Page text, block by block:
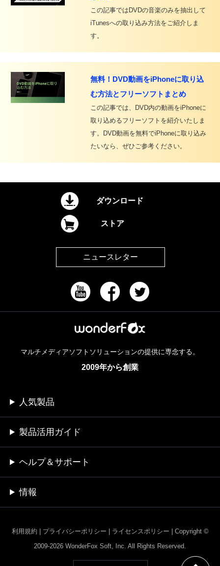
この記事ではDVDの音楽のみを抽出して
iTunesへの取り込み方法をご紹介しま
す。
無料！DVD動画をiPhoneに取り込
む方法とフリーソフトまとめ
この記事では、DVD内の動画をiPhoneに
取り込めるフリーソフトを紹介いたしま
す。DVD動画を無料でiPhoneに取り込み
たいなら、ぜひご参考ください。
ダウンロード
ストア
ニュースレター
マルチメディアソフトソリューションの提供に専念する。
2009年から創業
人気製品
製品活用ガイド
ヘルプ＆サポート
情報
利用規約 プライバシーポリシー ライセンスポリシー
Copyright ©
2009-2026 WonderFox Soft, Inc. All Rights Reserved.